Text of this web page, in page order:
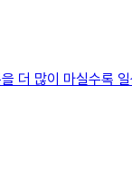
많이 마실수록